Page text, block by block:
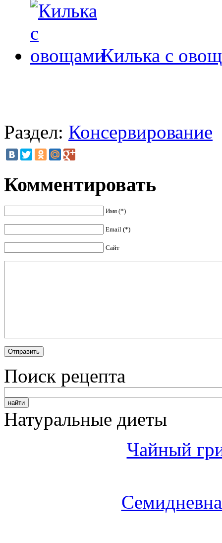
Килька с
Раздел: Консервирование
Комментировать
Имя (*)
Email (*)
Сайт
Поиск рецепта
Натуральные диеты
Чайный